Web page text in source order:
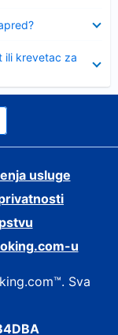
ili krevetac za
usluge
u
Sva